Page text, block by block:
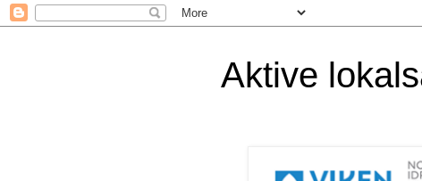
Aktive